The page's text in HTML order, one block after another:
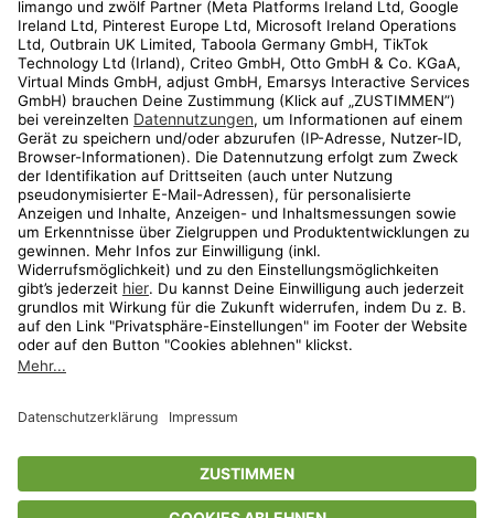
Kundenservice
Shop
Aktionen
Travel
* Streichpreise entsprechen der unverbindlichen Preisempfehlung des
Herstellers. Prozentangaben beziehen sich auf den Streichpreis.